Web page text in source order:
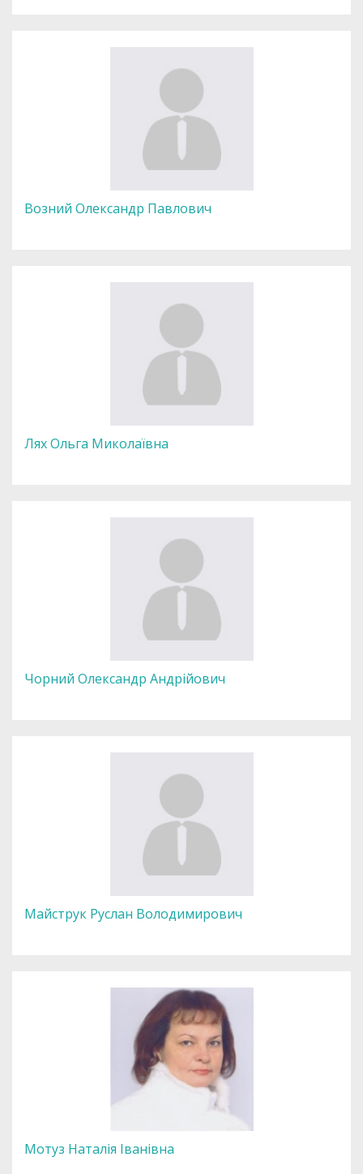
Возний Олександр Павлович
Лях Ольга Миколаївна
Чорний Олександр Андрійович
Майструк Руслан Володимирович
Мотуз Наталія Іванівна